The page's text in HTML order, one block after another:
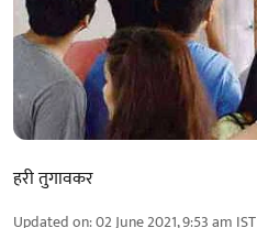
हरी तुगावकर
Updated on:02 June 2021, 9:53 am IST